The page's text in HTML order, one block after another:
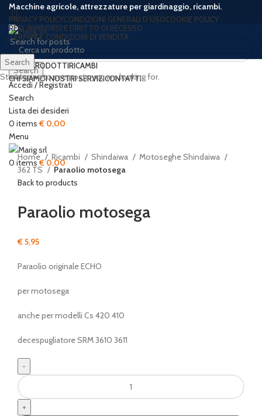
Macchine agricole, attrezzature per giardinaggio, ricambi.
PRIVACY POLICYCONDIZIONI GENERALI D’USOCOOKIE POLICY
RESI, RIMBORSI E DIRITTO DI RECESSO
TERMINI E CONDIZIONI DI VENDITA
Search
Accedi / Registrati
Search
Lista dei desideri
0 items € 0,00
Menu
0 items€0,00
HOME PRODOTTIRICAMBI
CHI SIAMOI NOSTRI SERVIZICONTATTI
Home Ricambi Shindaiwa
Motoseghe Shindaiwa
362 TS
Paraolio motosega
Back to products
Paraolio motosega
€5,95
Paraolio originale ECHO
per motosega
anche per modelli Cs 420 410
decespugliatore SRM 3610 3611
Paraolio
motosega
quantità
Search
Start typing to see posts you are looking for.